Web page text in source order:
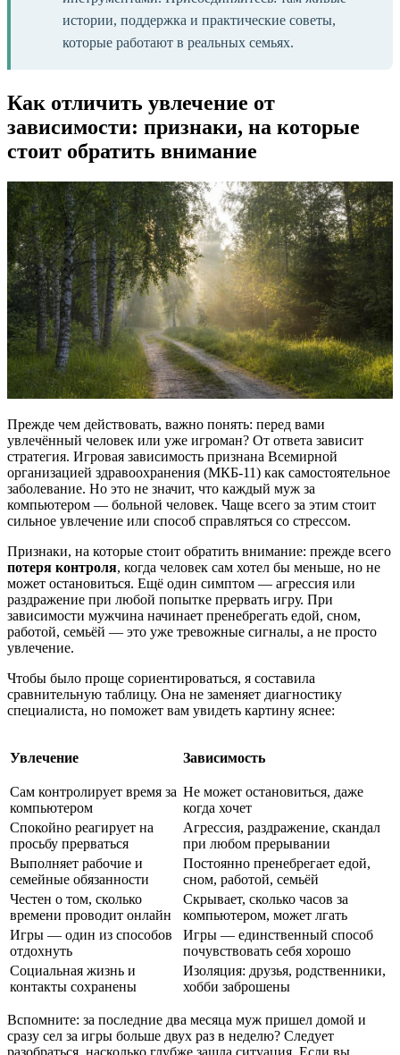
истории, поддержка и практические советы,
которые работают в реальных семьях.
Как отличить увлечение от
зависимости: признаки, на которые
стоит обратить внимание
Прежде чем действовать, важно понять: перед вами
увлечённый человек или уже игроман? От ответа зависит
стратегия. Игровая зависимость признана Всемирной
организацией здравоохранения (МКБ-11) как самостоятельное
заболевание. Но это не значит, что каждый муж за
компьютером — больной человек. Чаще всего за этим стоит
сильное увлечение или способ справляться со стрессом.
Признаки, на которые стоит обратить внимание: прежде всего
потеря контроля, когда человек сам хотел бы меньше, но не
может остановиться. Ещё один симптом — агрессия или
раздражение при любой попытке прервать игру. При
зависимости мужчина начинает пренебрегать едой, сном,
работой, семьёй — это уже тревожные сигналы, а не просто
увлечение.
Чтобы было проще сориентироваться, я составила
сравнительную таблицу. Она не заменяет диагностику
специалиста, но поможет вам увидеть картину яснее:
Увлечение Зависимость
Сам контролирует время за
компьютером
Не может остановиться, даже
когда хочет
Спокойно реагирует на
просьбу прерваться
Агрессия, раздражение, скандал
при любом прерывании
Выполняет рабочие и
семейные обязанности
Постоянно пренебрегает едой,
сном, работой, семьёй
Честен о том, сколько
времени проводит онлайн
Скрывает, сколько часов за
компьютером, может лгать
Игры — один из способов
отдохнуть
Игры — единственный способ
почувствовать себя хорошо
Социальная жизнь и
контакты сохранены
Изоляция: друзья, родственники,
хобби заброшены
Вспомните: за последние два месяца муж пришел домой и
сразу сел за игры больше двух раз в неделю? Следует
разобраться, насколько глубже зашла ситуация. Если вы